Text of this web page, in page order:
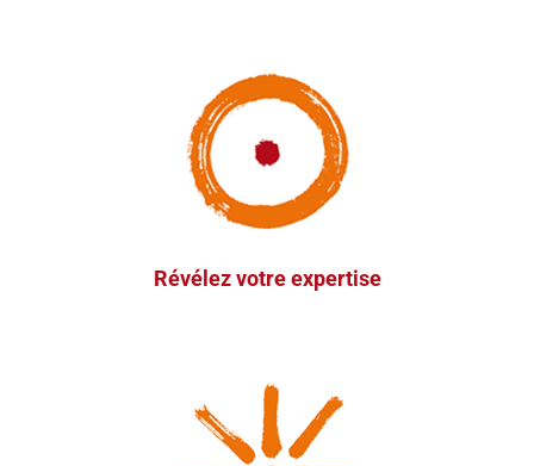
Révélez votre expertise
Stratégie dédiée
Clarifier votre vision.Concevoir ensemble une
stratégie différenciante. Préparer des plans d’action
sur-mesure et mettre en place les outils pour la
prise en main par le dirigeant et les équipes.
Mise en oeuvre